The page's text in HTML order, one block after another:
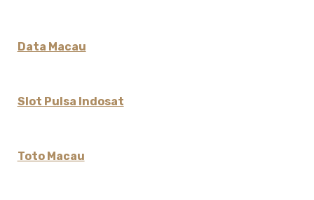
Data Macau
Slot Pulsa Indosat
Toto Macau